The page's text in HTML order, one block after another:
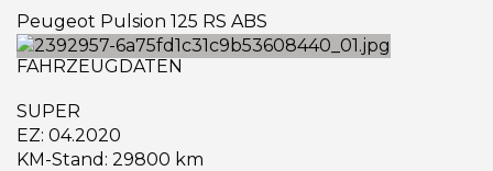
Peugeot Pulsion 125 RS ABS
FAHRZEUGDATEN
SUPER
EZ: 04.2020
KM-Stand: 29800 km